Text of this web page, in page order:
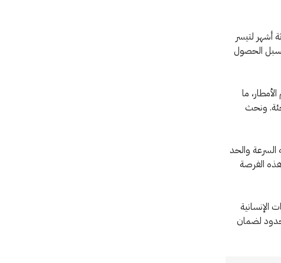
أشهر لتيسر
الحصول
ما
ونحث
السرعة والحد
الفرصة
الإنسانية
لضمان